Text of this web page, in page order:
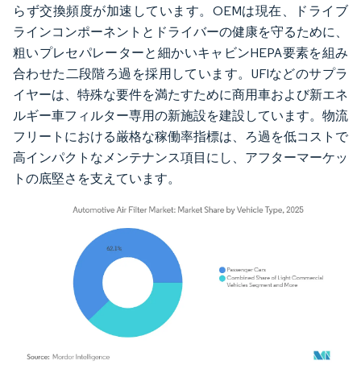
らず交換頻度が加速しています。OEMは現在、ドライブ
ラインコンポーネントとドライバーの健康を守るために、
粗いプレセパレーターと細かいキャビンHEPA要素を組み
合わせた二段階ろ過を採用しています。UFIなどのサプラ
イヤーは、特殊な要件を満たすために商用車および新エネ
ルギー車フィルター専用の新施設を建設しています。物流
フリートにおける厳格な稼働率指標は、ろ過を低コストで
高インパクトなメンテナンス項目にし、アフターマーケッ
トの底堅さを支えています。